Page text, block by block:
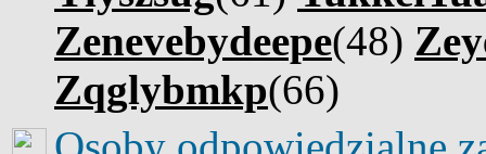
Zenevebydeepe(48)
Zqglybmkp(66)